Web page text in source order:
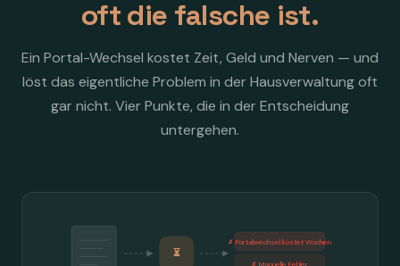
oft die falsche ist.
Ein Portal-Wechsel kostet Zeit, Geld und Nerven — und
löst das eigentliche Problem in der Hausverwaltung oft
gar nicht. Vier Punkte, die in der Entscheidung
untergehen.
⏳
✗ Portalwechsel kostet Wochen
✗ Manuelle Fehler